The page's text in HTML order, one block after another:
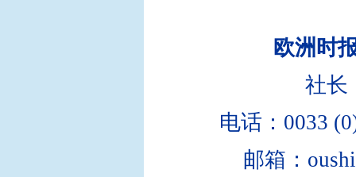
欧洲时
社长
电话：0033
邮箱：